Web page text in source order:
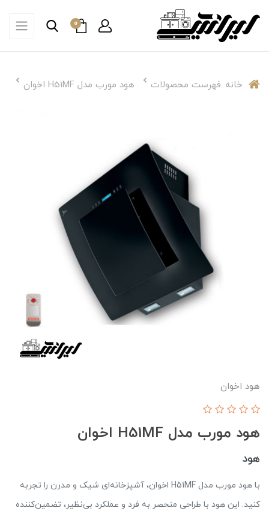
0
خانه فهرست محصولات هود مورب مدل H51MF اخوان
هود اخوان
هود مورب مدل H51MF اخوان
هود
با هود مورب مدل H51MF اخوان، آشپزخانه‌ای شیک و مدرن را تجربه
کنید. این هود با طراحی منحصر به فرد و عملکرد بی‌نظیر، تضمین‌کننده